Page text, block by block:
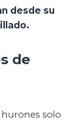
desde su
de
solo